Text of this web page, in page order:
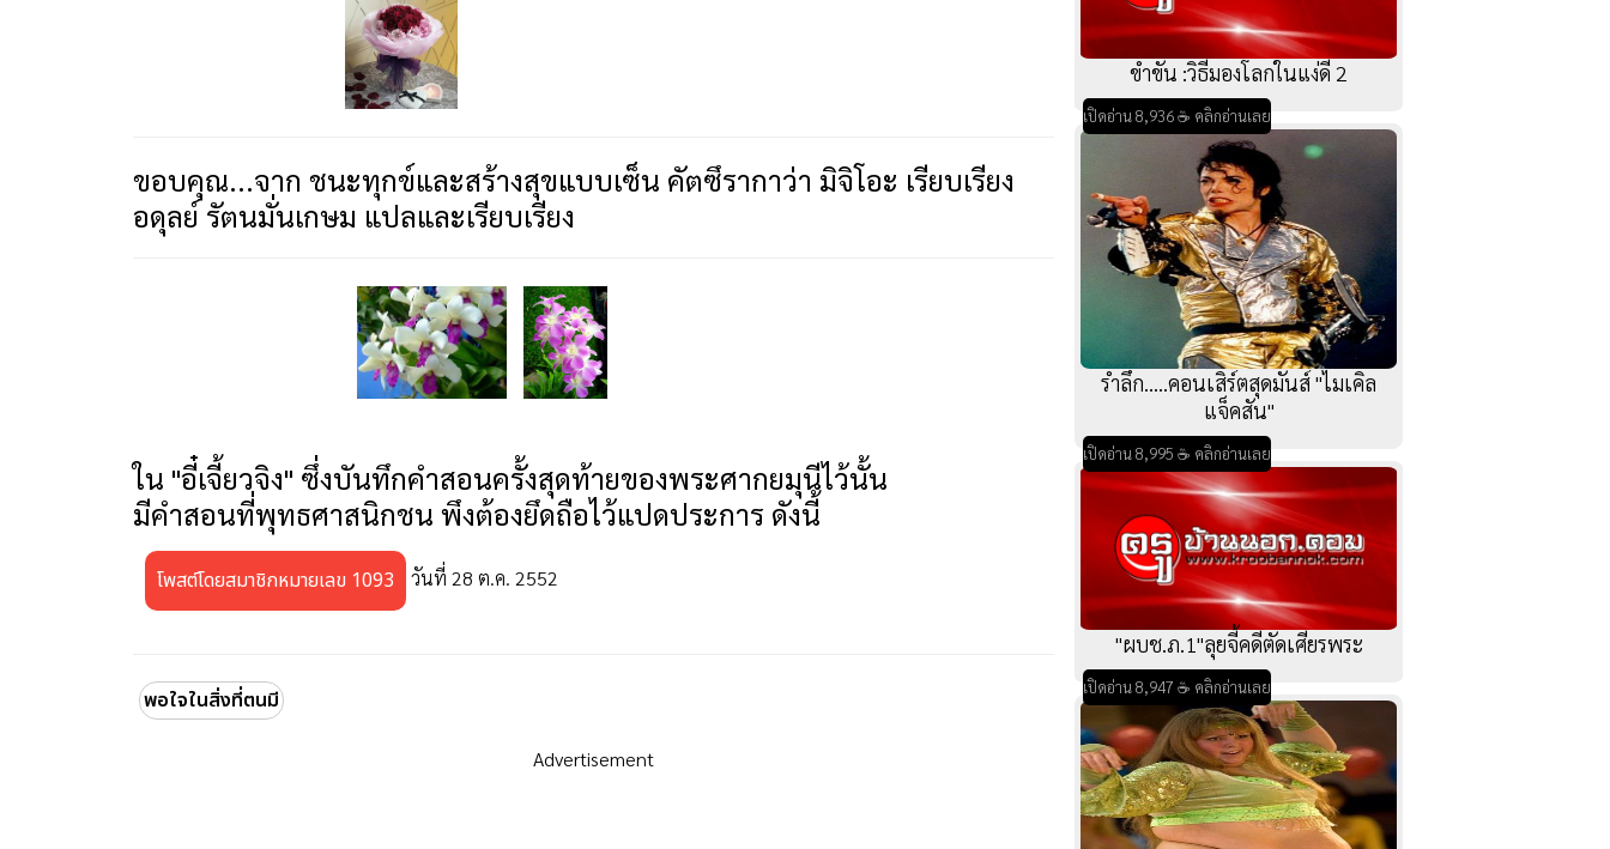
ขอบคุณ...จาก ชนะทุกข์และสร้างสุขแบบเซ็น คัตซึรากาว่า มิจิโอะ เรียบเรียง
อดุลย์ รัตนมั่นเกษม แปลและเรียบเรียง
ใน "อี๋เจี้ยวจิง" ซึ่งบันทึกคำสอนครั้งสุดท้ายของพระศากยมุนีไว้นั้น
มีคำสอนที่พุทธศาสนิกชน พึงต้องยึดถือไว้แปดประการ ดังนี้
โพสต์โดยสมาชิกหมายเลข 1093 วันที่ 28 ต.ค. 2552
พอใจในสิ่งที่ตนมี
Advertisement
ขำขัน :วิธีมองโลกในแง่ดี 2
เปิดอ่าน 8,936 ☕ คลิกอ่านเลย
รำลึก.....คอนเสิร์ตสุดมันส์ "ไมเคิล
แจ็คสัน"
เปิดอ่าน 8,995 ☕ คลิกอ่านเลย
"ผบช.ภ.1"ลุยจี้คดีตัดเศียรพระ
เปิดอ่าน 8,947 ☕ คลิกอ่านเลย